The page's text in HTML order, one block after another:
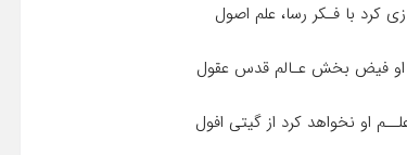
کرد با فـکر رسا، علم اصول
فیض بخش عـالم قدس عقول
او نخواهد کرد از گیتی افول